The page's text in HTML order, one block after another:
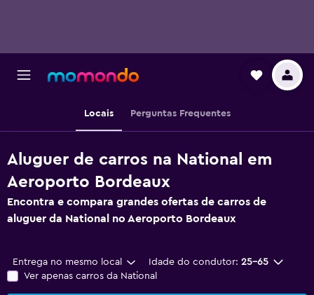
Locais Perguntas Frequentes
Aluguer de carros na National em
Aeroporto Bordeaux
Encontra e compara grandes ofertas de carros de
aluguer da National no Aeroporto Bordeaux
Entrega no mesmo local Idade do condutor: 25-65
Ver apenas carros da National